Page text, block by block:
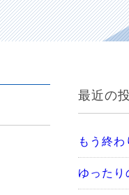
最近の
もう終わ
ゆったり